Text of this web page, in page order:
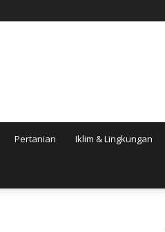
Pertanian Iklim & Lingkungan